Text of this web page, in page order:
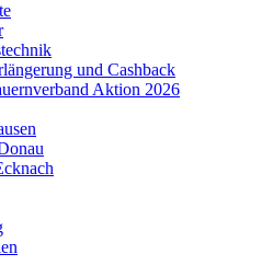
und Cashback
Aktion 2026